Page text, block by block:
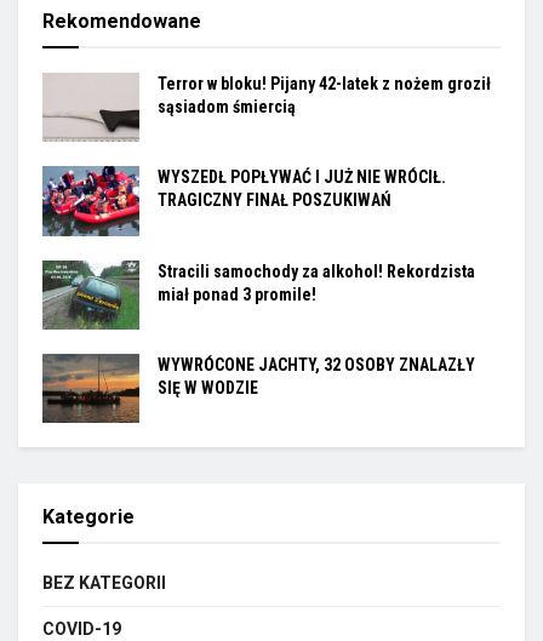
Rekomendowane
Terror w bloku! Pijany 42-latek z nożem groził
sąsiadom śmiercią
WYSZEDŁ POPŁYWAĆ I JUŻ NIE WRÓCIŁ.
TRAGICZNY FINAŁ POSZUKIWAŃ
Stracili samochody za alkohol! Rekordzista
miał ponad 3 promile!
WYWRÓCONE JACHTY, 32 OSOBY ZNALAZŁY
SIĘ W WODZIE
Kategorie
BEZ KATEGORII
COVID-19